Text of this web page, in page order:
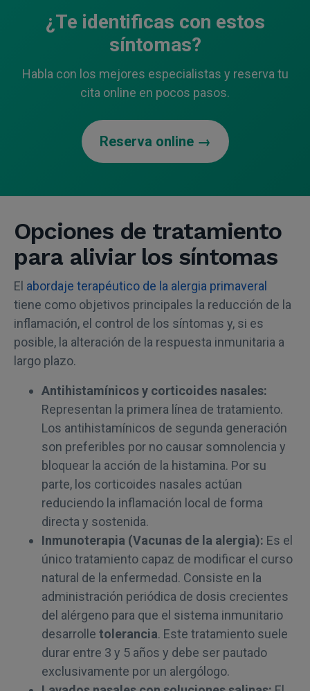
¿Te identificas con estos
síntomas?
Habla con los mejores especialistas y reserva tu
cita online en pocos pasos.
Reserva online →
Opciones de tratamiento
para aliviar los síntomas
El abordaje terapéutico de la alergia primaveral
tiene como objetivos principales la reducción de la
inflamación, el control de los síntomas y, si es
posible, la alteración de la respuesta inmunitaria a
largo plazo.
Antihistamínicos y corticoides nasales:
Representan la primera línea de tratamiento.
Los antihistamínicos de segunda generación
son preferibles por no causar somnolencia y
bloquear la acción de la histamina. Por su
parte, los corticoides nasales actúan
reduciendo la inflamación local de forma
directa y sostenida.
Inmunoterapia (Vacunas de la alergia): Es el
único tratamiento capaz de modificar el curso
natural de la enfermedad. Consiste en la
administración periódica de dosis crecientes
del alérgeno para que el sistema inmunitario
desarrolle tolerancia. Este tratamiento suele
durar entre 3 y 5 años y debe ser pautado
exclusivamente por un alergólogo.